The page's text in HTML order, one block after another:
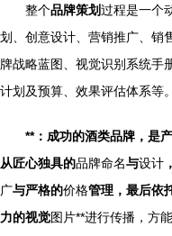
整个品牌策划过程是一个
划、创意设计、营销推广、销
牌战略蓝图、视觉识别系统手
计划及预算、效果评估体系等。
**：成功的酒类品牌，是
从匠心独具的品牌命名与设计
广与严格的价格管理，最后依
力的视觉图片**进行传播，方